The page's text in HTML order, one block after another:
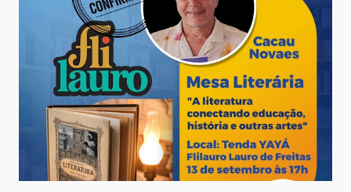
empreendedorismo econômico no Recôncavo baiano
beneficiando centenas de famílias com esse oficio. Quem é a
autora deste livro? Paula Anália Anias é historiadora,
pesquisadora do tema e escreveu o texto que vai compor o
livro. Em entrevista ao site G1 ela disse como chegou até
Dona Nenzinha: “Fizemos um álbum iconográfico, no qual o
aluno devia encontrar um patrimônio histórico ainda não
tombado em seu município. Aí descobrimos essa mulher...